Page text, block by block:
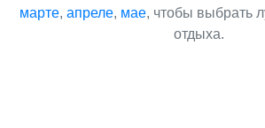
марте, апреле, мае, чтобы выбрать
отдыха.